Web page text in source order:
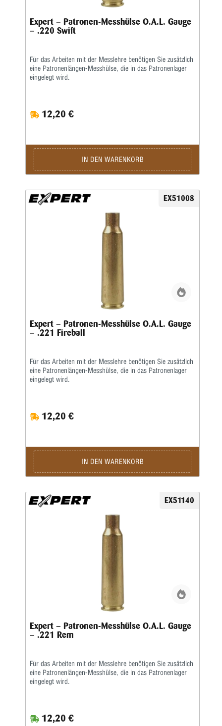
Expert – Patronen-Messhülse O.A.L. Gauge
– .220 Swift
Für das Arbeiten mit der Messlehre benötigen Sie zusätzlich
eine Patronenlängen-Messhülse, die in das Patronenlager
eingelegt wird.
12,20 €
IN DEN WARENKORB
EX51008
Expert – Patronen-Messhülse O.A.L. Gauge
– .221 Fireball
Für das Arbeiten mit der Messlehre benötigen Sie zusätzlich
eine Patronenlängen-Messhülse, die in das Patronenlager
eingelegt wird.
12,20 €
IN DEN WARENKORB
EX51140
Expert – Patronen-Messhülse O.A.L. Gauge
– .221 Rem
Für das Arbeiten mit der Messlehre benötigen Sie zusätzlich
eine Patronenlängen-Messhülse, die in das Patronenlager
eingelegt wird.
12,20 €